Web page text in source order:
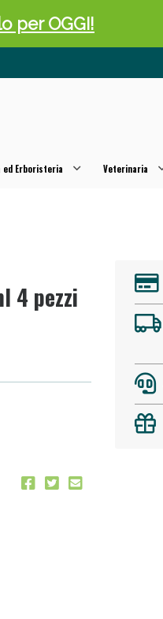
ed Erboristeria Veterinaria
4 pezzi
50%!
oggi!
oggi!